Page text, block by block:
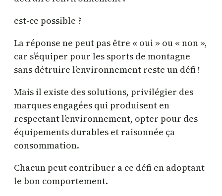
est-ce possible ?
La réponse ne peut pas être « oui » ou « non »,
car s’équiper pour les sports de montagne
sans détruire l’environnement reste un défi !
Mais il existe des solutions, privilégier des
marques engagées qui produisent en
respectant l’environnement, opter pour des
équipements durables et raisonnée ça
consommation.
Chacun peut contribuer a ce défi en adoptant
le bon comportement.